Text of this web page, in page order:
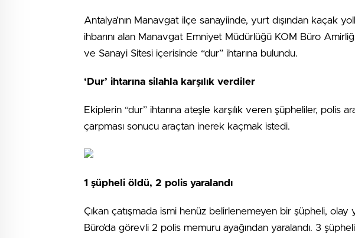
Antalya’nın Manavgat ilçe sanayiinde, yurt dışından kaçak
ihbarını alan Manavgat Emniyet Müdürlüğü KOM Büro
ve Sanayi Sitesi içerisinde “dur” ihtarına bulundu.
‘Dur’ ihtarına silahla karşılık verdiler
Ekiplerin “dur” ihtarına ateşle karşılık veren şüpheliler, polis
çarpması sonucu araçtan inerek kaçmak istedi.
1 şüpheli öldü, 2 polis yaralandı
Çıkan çatışmada ismi henüz belirlenemeyen bir şüpheli, olay
Büro’da görevli 2 polis memuru ayağından yaralandı. 3